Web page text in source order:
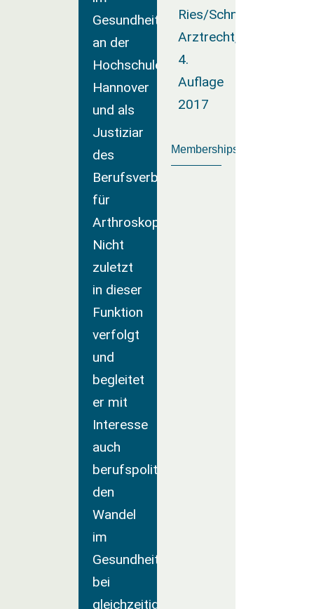
Gesundheitsrechts
an der
Hochschule
Hannover
und als
Justiziar
des
Berufsverbandes
für
Arthroskopie.
Nicht
zuletzt
in dieser
Funktion
verfolgt
und
begleitet
er mit
Interesse
auch
berufspolitisch
den
Wandel
im
Gesundheitsmarkt
bei
gleichzeitiger
Ries/Schnieder/
Arztrecht,
4.
Auflage
2017
Memberships